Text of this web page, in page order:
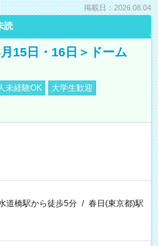
掲載日：2026.08.04
読
15日・16日＞ドーム
未経験OK
大学生歓迎
道橋駅から徒歩5分 / 春日(東京都)駅